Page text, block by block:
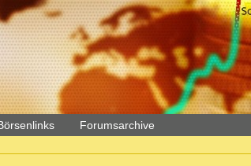
Forumsarchive